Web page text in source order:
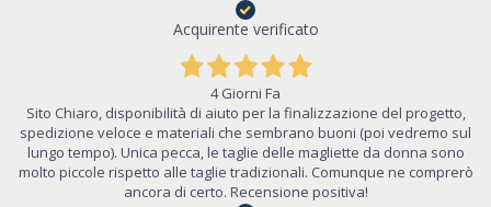
Acquirente verificato
4 Giorni Fa
Sito Chiaro, disponibilità di aiuto per la finalizzazione del progetto,
spedizione veloce e materiali che sembrano buoni (poi vedremo sul
lungo tempo). Unica pecca, le taglie delle magliette da donna sono
molto piccole rispetto alle taglie tradizionali. Comunque ne comprerò
ancora di certo. Recensione positiva!